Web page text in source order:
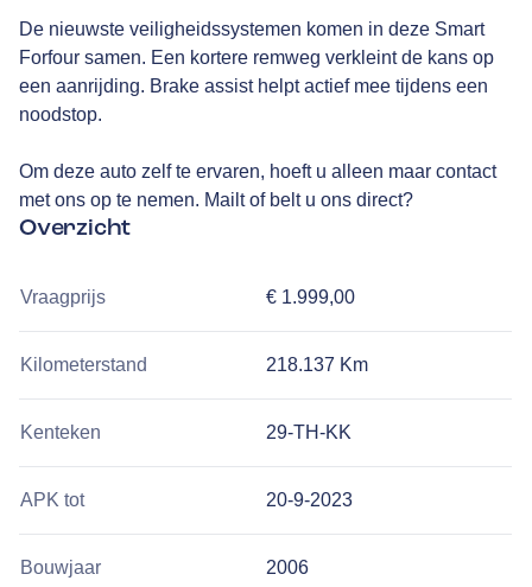
De nieuwste veiligheidssystemen komen in deze Smart
Forfour samen. Een kortere remweg verkleint de kans op
een aanrijding. Brake assist helpt actief mee tijdens een
noodstop.
Om deze auto zelf te ervaren, hoeft u alleen maar contact
met ons op te nemen. Mailt of belt u ons direct?
Overzicht
Vraagprijs € 1.999,00
Kilometerstand 218.137 Km
Kenteken 29-TH-KK
APK tot 20-9-2023
Bouwjaar 2006